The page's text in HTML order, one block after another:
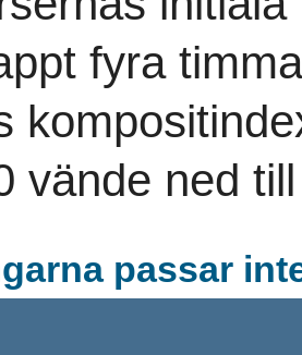
fyra
vände ned
passar